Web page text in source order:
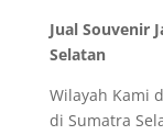
Jual Souvenir
Selatan
Wilayah Kami
di Sumatra